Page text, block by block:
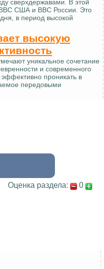
сверхдержавами. В этой
ВВС США и ВВС России. Это
в период высокой
высокую
уникальное сочетание
и современного
проникать в
передовыми
Оценка раздела: 0